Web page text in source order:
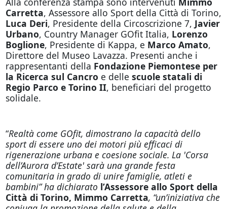
Carretta, Assessore allo Sport della Città di Torino,
Luca Deri, Presidente della Circoscrizione 7, Javier
Urbano, Country Manager GOfit Italia, Lorenzo
Boglione, Presidente di Kappa, e Marco Amato,
Direttore del Museo Lavazza. Presenti anche i
rappresentanti della Fondazione Piemontese per
la Ricerca sul Cancro e delle scuole statali di
Regio Parco e Torino II, beneficiari del progetto
solidale.
“Realtà come GOfit, dimostrano la capacità dello
sport di essere uno dei motori più efficaci di
rigenerazione urbana e coesione sociale. La 'Corsa
dell’Aurora d’Estate' sarà una grande festa
comunitaria in grado di unire famiglie, atleti e
bambini” ha dichiarato l’Assessore allo Sport della
Città di Torino, Mimmo Carretta, “un’iniziativa che